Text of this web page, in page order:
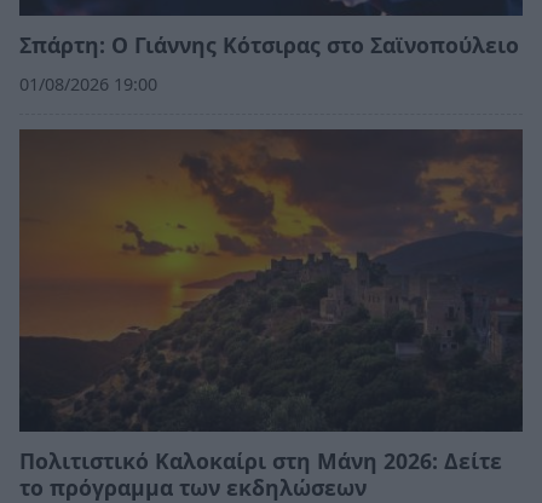
Σπάρτη: Ο Γιάννης Κότσιρας στο Σαϊνοπούλειο
01/08/2026 19:00
Πολιτιστικό Καλοκαίρι στη Μάνη 2026: Δείτε
το πρόγραμμα των εκδηλώσεων